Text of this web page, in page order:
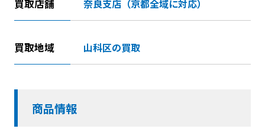
買取店舗 奈良支店（京都全域に対応）
買取地域 山科区の買取
商品情報